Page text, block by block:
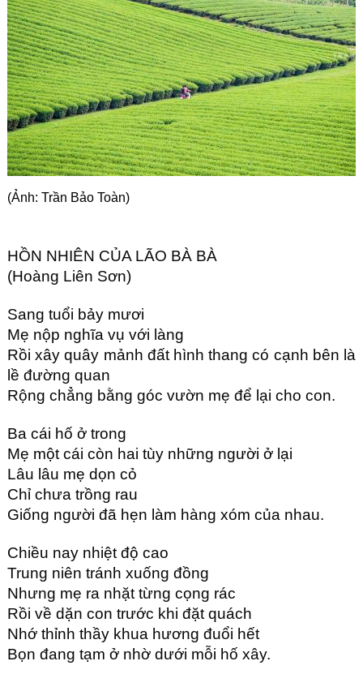
Góc chia sẻ
Liên hệ
Tìm kiếm
(Ảnh: Trần Bảo Toàn)
HỒN NHIÊN CỦA LÃO BÀ BÀ
(Hoàng Liên Sơn)
Sang tuổi bảy mươi
Mẹ nộp nghĩa vụ với làng
Rồi xây quây mảnh đất hình thang có cạnh bên là
lề đường quan
Rộng chẳng bằng góc vườn mẹ để lại cho con.
Ba cái hố ở trong
Mẹ một cái còn hai tùy những người ở lại
Lâu lâu mẹ dọn cỏ
Chỉ chưa trồng rau
Giống người đã hẹn làm hàng xóm của nhau.
Chiều nay nhiệt độ cao
Trung niên tránh xuống đồng
Nhưng mẹ ra nhặt từng cọng rác
Rồi về dặn con trước khi đặt quách
Nhớ thỉnh thầy khua hương đuổi hết
Bọn đang tạm ở nhờ dưới mỗi hố xây.